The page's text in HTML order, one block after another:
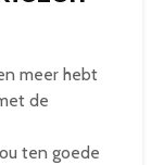
meer hebt
de
ten goede